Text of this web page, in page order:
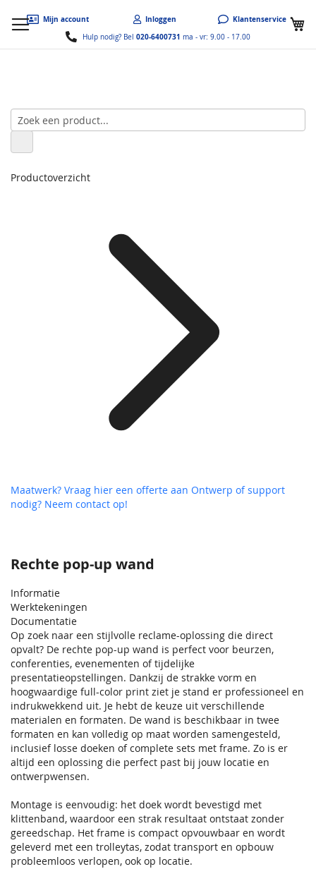
Mijn account Inloggen Klantenservice
Hulp nodig? Bel 020-6400731 ma - vr: 9.00 - 17.00
Rechte pop‑up wand
Informatie
Werktekeningen
Documentatie
Op zoek naar een stijlvolle reclame-oplossing die direct
opvalt? De rechte pop-up wand is perfect voor beurzen,
conferenties, evenementen of tijdelijke
presentatieopstellingen. Dankzij de strakke vorm en
hoogwaardige full-color print ziet je stand er professioneel en
indrukwekkend uit. Je hebt de keuze uit verschillende
materialen en formaten. De wand is beschikbaar in twee
formaten en kan volledig op maat worden samengesteld,
inclusief losse doeken of complete sets met frame. Zo is er
altijd een oplossing die perfect past bij jouw locatie en
ontwerpwensen.
Montage is eenvoudig: het doek wordt bevestigd met
klittenband, waardoor een strak resultaat ontstaat zonder
gereedschap. Het frame is compact opvouwbaar en wordt
geleverd met een trolleytas, zodat transport en opbouw
probleemloos verlopen, ook op locatie.
Productoverzicht
Maatwerk? Vraag hier een offerte aan Ontwerp of support
nodig? Neem contact op!